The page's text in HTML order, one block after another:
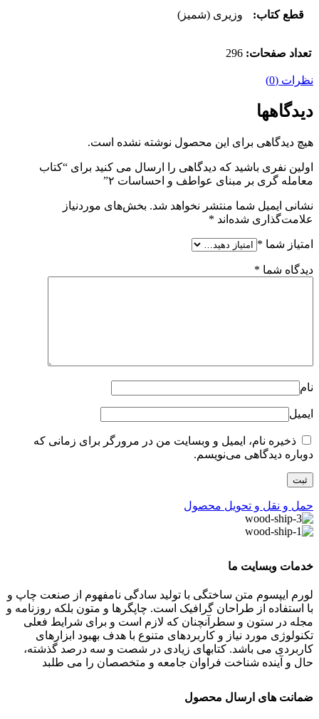
قطع کتاب: وزیری (شمیز)
تعداد صفحات: 296
نظرات (0)
دیدگاهها
هیچ دیدگاهی برای این محصول نوشته نشده است.
اولین نفری باشید که دیدگاهی را ارسال می کنید برای “کتاب
معامله گری بر مبنای عواطف و احساسات ۲”
نشانی ایمیل شما منتشر نخواهد شد. بخش‌های موردنیاز
علامت‌گذاری شده‌اند *
امتیاز شما *
دیدگاه شما *
نام
ایمیل
ذخیره نام، ایمیل و وبسایت من در مرورگر برای زمانی که
دوباره دیدگاهی می‌نویسم.
حمل و نقل و تحویل محصول
خدمات وبسایت ما
لورم ایپسوم متن ساختگی با تولید سادگی نامفهوم از صنعت چاپ و
با استفاده از طراحان گرافیک است. چاپگرها و متون بلکه روزنامه و
مجله در ستون و سطرآنچنان که لازم است و برای شرایط فعلی
تکنولوژی مورد نیاز و کاربردهای متنوع با هدف بهبود ابزارهای
کاربردی می باشد. کتابهای زیادی در شصت و سه درصد گذشته،
حال و آینده شناخت فراوان جامعه و متخصصان را می طلبد
ضمانت های ارسال محصول